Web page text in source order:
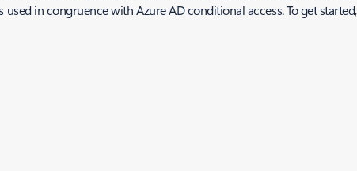
in congruence with Azure AD conditional access. To get